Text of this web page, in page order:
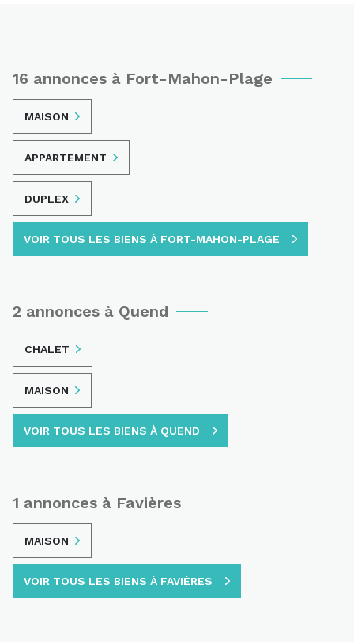
16 annonces à Fort-Mahon-Plage
MAISON
APPARTEMENT
DUPLEX
VOIR TOUS LES BIENS À FORT-MAHON-PLAGE
2 annonces à Quend
CHALET
MAISON
VOIR TOUS LES BIENS À QUEND
1 annonces à Favières
MAISON
VOIR TOUS LES BIENS À FAVIÈRES